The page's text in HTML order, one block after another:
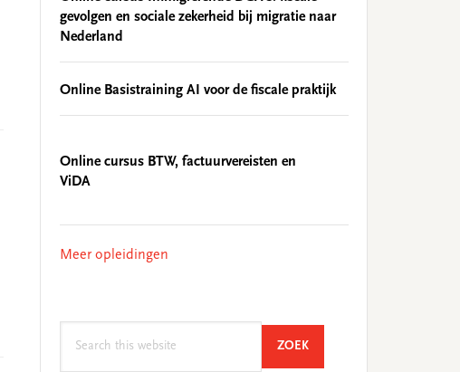
gevolgen en sociale zekerheid bij migratie naar
Nederland
Online Basistraining AI voor de fiscale praktijk
Online cursus BTW, factuurvereisten en
ViDA
Meer opleidingen
ZOEKSEARCH